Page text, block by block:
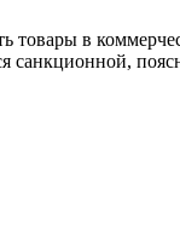
товары в
санкционной,